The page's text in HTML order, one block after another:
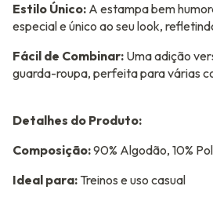
Estilo Único: A estampa bem
especial e único ao seu look,
Fácil de Combinar: Uma adição
guarda-roupa, perfeita para várias
Detalhes do Produto:
Composição:90% Algodão, 10%
Ideal para: Treinos e uso casual